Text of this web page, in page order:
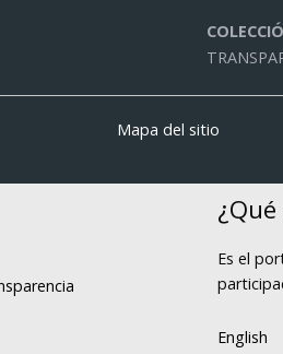
Mapa del sitio
Es el
English